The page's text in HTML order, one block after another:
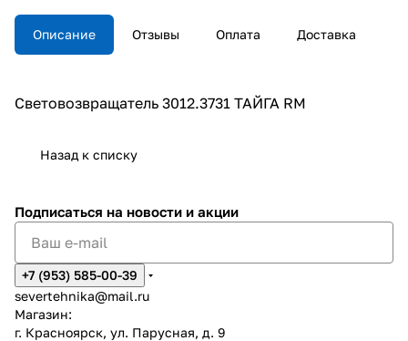
Описание Отзывы Оплата Доставка
Световозвращатель 3012.3731 ТАЙГА RM
Назад к списку
Подписаться на новости и акции
+7 (953) 585-00-39
severtehnika@mail.ru
Магазин:
г. Красноярск, ул. Парусная, д. 9